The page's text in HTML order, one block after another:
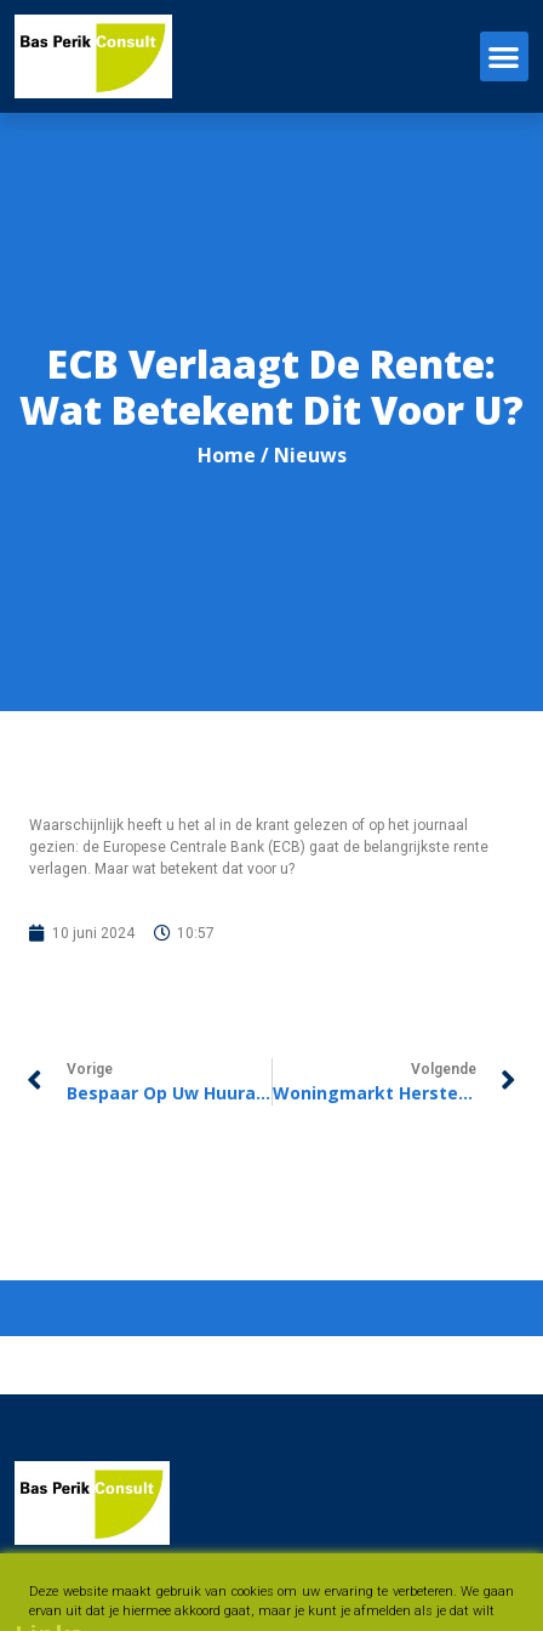
ECB Verlaagt De Rente:
Wat Betekent Dit Voor U?
Home / Nieuws
Waarschijnlijk heeft u het al in de krant gelezen of op het journaal
gezien: de Europese Centrale Bank (ECB) gaat de belangrijkste rente
verlagen. Maar wat betekent dat voor u?
10 juni 2024 10:57
Vorige
Bespaar Op Uw Huurauto Met Uw Reisverzekering!
Volgende
Woningmarkt Herstelt Zich, Starters Doen Het Goed!
Deze website maakt gebruik van cookies om uw ervaring te verbeteren. We gaan
ervan uit dat je hiermee akkoord gaat, maar je kunt je afmelden als je dat wilt